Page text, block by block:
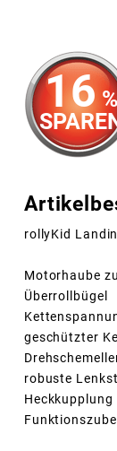
16 %
rollyKid
Motorhaube
Überrollbügel
geschützter
robuste
Heckkupplung